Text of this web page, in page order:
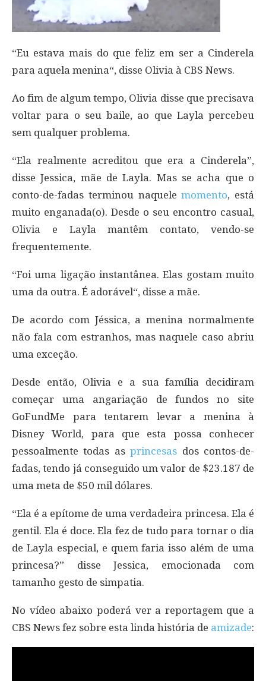
“Eu estava mais do que feliz em ser a Cinderela
para aquela menina“, disse Olivia à CBS News.
Ao fim de algum tempo, Olivia disse que precisava
voltar para o seu baile, ao que Layla percebeu
sem qualquer problema.
“Ela realmente acreditou que era a Cinderela”,
disse Jessica, mãe de Layla. Mas se acha que o
conto-de-fadas terminou naquelemomento, está
muito enganada(o). Desde o seu encontro casual,
Olivia e Layla mantêm contato, vendo-se
frequentemente.
“Foi uma ligação instantânea. Elas gostam muito
uma da outra. É adorável“, disse a mãe.
De acordo com Jéssica, a menina normalmente
não fala com estranhos, mas naquele caso abriu
uma exceção.
Desde então, Olivia e a sua família decidiram
começar uma angariação de fundos no site
GoFundMe para tentarem levar a menina à
Disney World, para que esta possa conhecer
pessoalmente todas asprincesas dos contos-de-
fadas, tendo já conseguido um valor de $23.187 de
uma meta de $50 mil dólares.
“Ela é a epítome de uma verdadeira princesa. Ela é
gentil. Ela é doce. Ela fez de tudo para tornar o dia
de Layla especial, e quem faria isso além de uma
princesa?” disse Jessica, emocionada com
tamanho gesto de simpatia.
No vídeo abaixo poderá ver a reportagem que a
CBS News fez sobre esta linda história de amizade: